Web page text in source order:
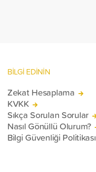
BİLGİ EDİNİN
Zekat Hesaplama
KVKK
Sıkça Sorulan Sorular
Nasıl Gönüllü Olurum?
Bilgi Güvenliği Politikası